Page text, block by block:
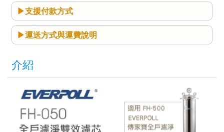
支援付款方式
運送方式與運費說明
介紹